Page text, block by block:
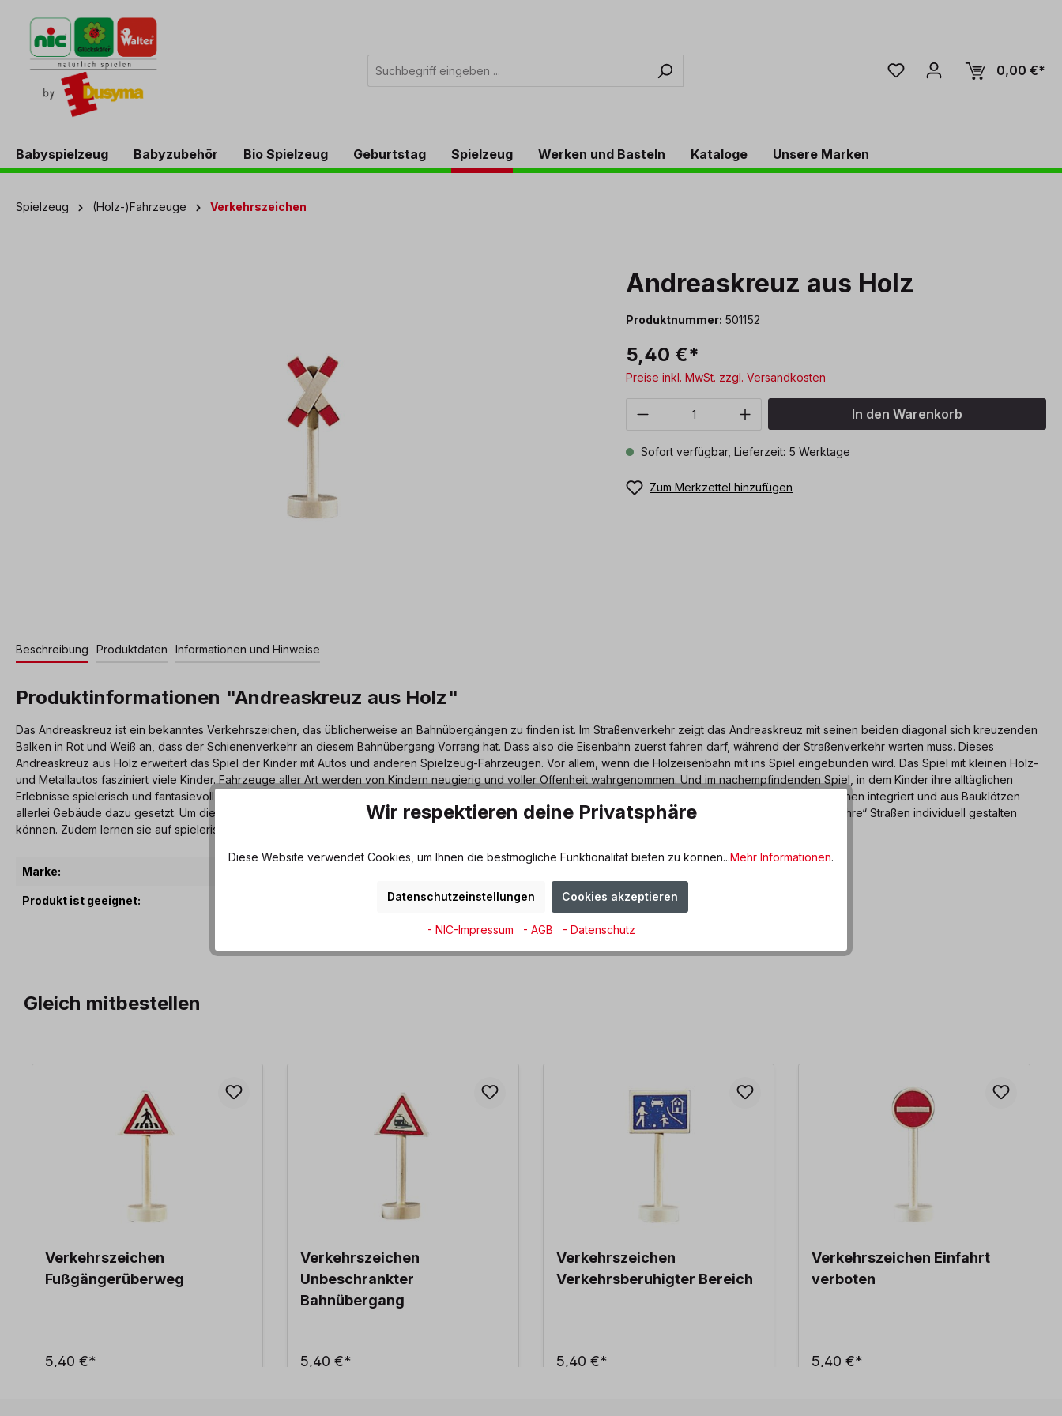
Zur Hauptnavigation springen
0,00 €*
Babyspielzeug Babyzubehör Bio Spielzeug Geburtstag Spielzeug Werken und Basteln Kataloge Unsere Marken
Spielzeug (Holz-)Fahrzeuge Verkehrszeichen
Andreaskreuz aus Holz
Produktnummer: 501152
5,40 €*
Preise inkl. MwSt. zzgl. Versandkosten
Produkt Anzahl: Gib den gewünschten Wert
In den Warenkorb
Sofort verfügbar, Lieferzeit: 5 Werktage
Zum Merkzettel hinzufügen
Beschreibung Produktdaten Informationen und Hinweise
Produktinformationen "Andreaskreuz aus Holz"
Das Andreaskreuz ist ein bekanntes Verkehrszeichen, das üblicherweise an Bahnübergängen zu finden ist. Im Straßenverkehr zeigt das Andreaskreuz mit seinen beiden diagonal sich kreuzenden
Balken in Rot und Weiß an, dass der Schienenverkehr an diesem Bahnübergang Vorrang hat. Dass also die Eisenbahn zuerst fahren darf, während der Straßenverkehr warten muss. Dieses
Andreaskreuz aus Holz erweitert das Spiel der Kinder mit Autos und anderen Spielzeug-Fahrzeugen. Vor allem, wenn die Holzeisenbahn mit ins Spiel eingebunden wird. Das Spiel mit kleinen Holz-
und Metallautos fasziniert viele Kinder. Fahrzeuge aller Art werden von Kindern neugierig und voller Offenheit wahrgenommen. Und im nachempfindenden Spiel, in dem Kinder ihre alltäglichen
Erlebnisse spielerisch und fantasievoll aufgreifen, gehören Fahrzeuge einfach mit dazu. Da werden Straßen gebaut, Parkhäuser, Polizei- oder Feuerwehrstationen integriert und aus Bauklötzen
allerlei Gebäude dazu gesetzt. Um die Verkehrsführung noch „echter“ zu machen, freuen sich Kinder, wenn sie durch Verkehrszeichen, Ampeln und Pylonen „ihre“ Straßen individuell gestalten
können. Zudem lernen sie auf spielerische Weise ganz nebenbei die Bedeutung der einzelnen Verkehrszeichen kennen.
Marke:
Produkt ist geeignet: ab 4 Jahre
Gleich mitbestellen
Verkehrszeichen
Fußgängerüberweg
5,40 €*
Verkehrszeichen
Unbeschrankter
Bahnübergang
5,40 €*
Verkehrszeichen
Verkehrsberuhigter Bereich
5,40 €*
Verkehrszeichen Einfahrt
verboten
5,40 €*
Wir respektieren deine Privatsphäre
Diese Website verwendet Cookies, um Ihnen die bestmögliche Funktionalität bieten zu können...Mehr Informationen.
Datenschutzeinstellungen Cookies akzeptieren
- NIC-Impressum - AGB - Datenschutz